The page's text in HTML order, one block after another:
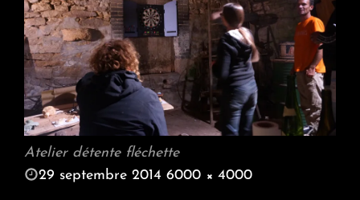
Atelier détente fléchette
POSTED
29 septembre 2014 6000 × 4000